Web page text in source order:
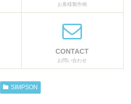
お客様製作例
CONTACT
お問い合わせ
SIMPSON